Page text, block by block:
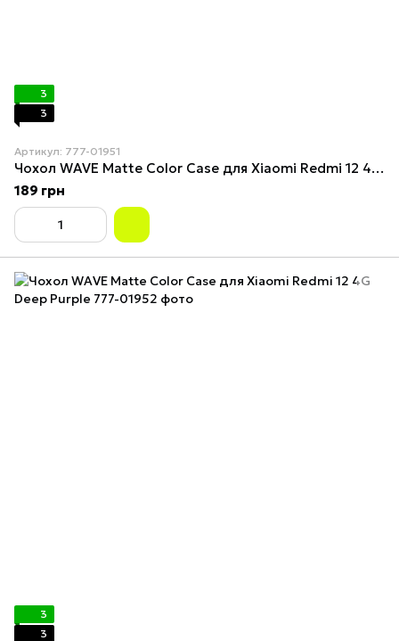
3
3
Артикул: 777-01951
Чохол WAVE Matte Color Case для Xiaomi Redmi 12 4G Black
189 грн
3
3